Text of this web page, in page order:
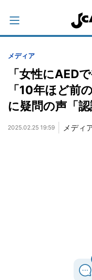
メディア
「女性にAED
「10年ほど前
に疑問の声「
2025.02.25 19:59 メディ